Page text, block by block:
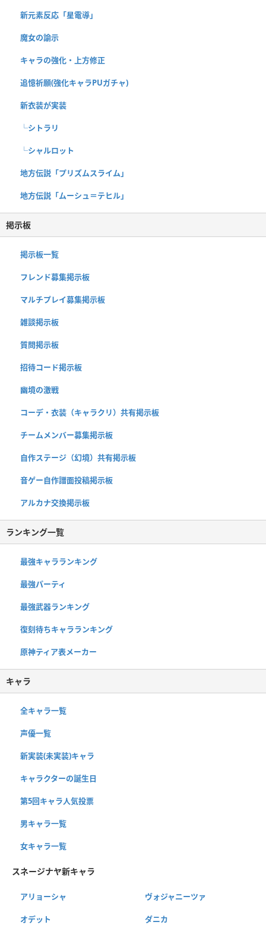
新元素反応「星電導」
魔女の諭示
キャラの強化・上方修正
追憶祈願(強化キャラPUガチャ)
新衣装が実装
└シトラリ
└シャルロット
地方伝説「プリズムスライム」
地方伝説「ムーシュ＝テヒル」
掲示板
掲示板一覧
フレンド募集掲示板
マルチプレイ募集掲示板
雑談掲示板
質問掲示板
招待コード掲示板
幽境の激戦
コーデ・衣装（キャラクリ）共有掲示板
チームメンバー募集掲示板
自作ステージ（幻境）共有掲示板
音ゲー自作譜面投稿掲示板
アルカナ交換掲示板
ランキング一覧
最強キャラランキング
最強パーティ
最強武器ランキング
復刻待ちキャラランキング
原神ティア表メーカー
キャラ
全キャラ一覧
声優一覧
新実装(未実装)キャラ
キャラクターの誕生日
第5回キャラ人気投票
男キャラ一覧
女キャラ一覧
スネージナヤ新キャラ
アリョーシャ ヴォジャニーツァ
オデット ダニカ